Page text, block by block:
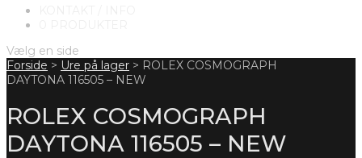
Vælg en side
Forside > Ure på lager > ROLEX COSMOGRAPH
DAYTONA 116505 – NEW
ROLEX COSMOGRAPH
DAYTONA 116505 – NEW